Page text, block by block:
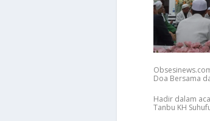
Doa Bersama
Hadir dalam
Tanbu KH